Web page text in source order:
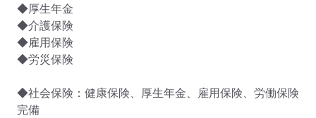
◆厚生年金
◆介護保険
◆雇用保険
◆労災保険
◆社会保険：健康保険、厚生年金、雇用保険、労働保険
完備